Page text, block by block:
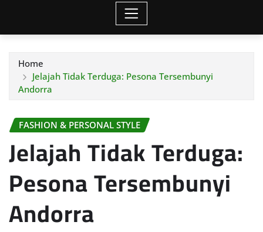
Home
Jelajah Tidak Terduga: Pesona Tersembunyi
Andorra
FASHION & PERSONAL STYLE
Jelajah Tidak Terduga:
Pesona Tersembunyi
Andorra